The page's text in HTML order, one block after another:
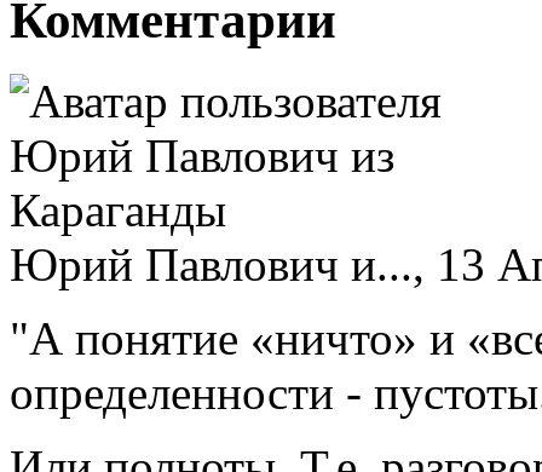
Комментарии
Юрий Павлович и..., 13
"А понятие «ничто» и
определенности -